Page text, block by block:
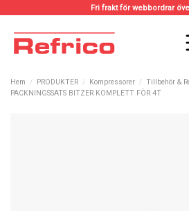
Fri frakt för webbordrar
Hem PRODUKTER Kompressorer
Tillbehör &
PACKNINGSSATS BITZER KOMPLETT FÖR 4T